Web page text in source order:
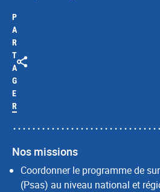
P
A
R
T
A
G
E
R
Nos missions
Coordonner le programme de
(Psas) au niveau national et